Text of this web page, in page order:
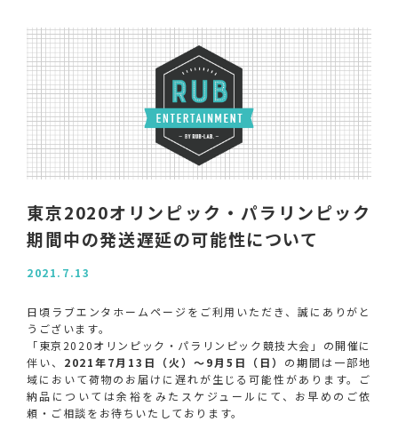
東京2020オリンピック・パラリンピック
期間中の発送遅延の可能性について
2021.7.13
日頃ラブエンタホームページをご利用いただき、誠にありがと
うございます。
「東京2020オリンピック・パラリンピック競技大会」の開催に
伴い、 2021年7月13日（火）～9月5日（日） の期間は一部地
域において荷物のお届けに遅れが生じる可能性があります。ご
納品については余裕をみたスケジュールにて、お早めのご依
頼・ご相談をお待ちいたしております。